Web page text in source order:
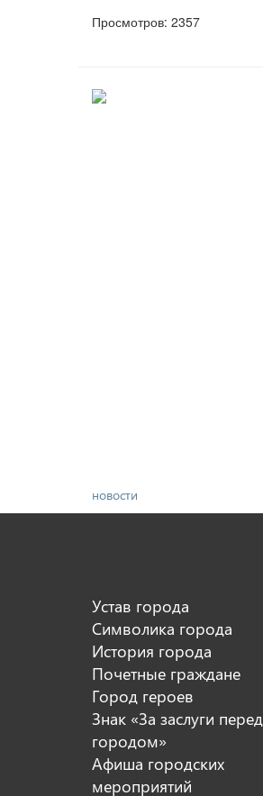
Просмотров: 2357
новости
Устав города
Символика города
История города
Почетные граждане
Город героев
Знак «За заслуги перед
городом»
Афиша городских
мероприятий